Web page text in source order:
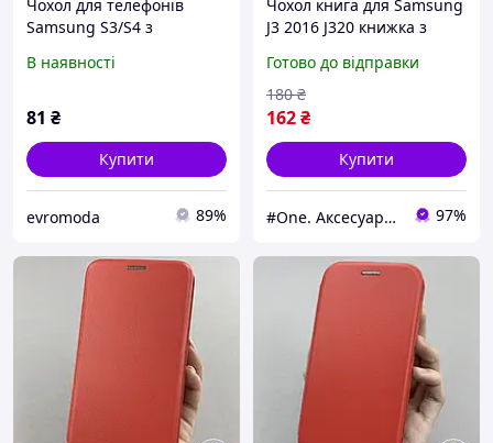
Чохол для телефонів
Samsung S3/S4 з
відділеннями для карток
В наявності
81 ₴
Купити
evromoda 89%
Чохол книга для Samsung
J3 2016 J320 книжка з
самсунг дж3 дж320
червона stn
Готово до відправки
162₴
180 ₴
Купити
#One. Аксесуари до смартфонів 97%